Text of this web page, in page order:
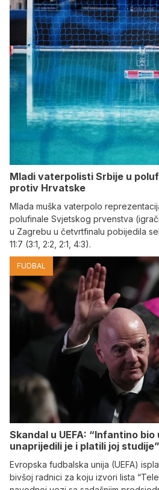
Mladi vaterpolisti Srbije u
protiv Hrvatske
Mlada muška vaterpolo
polufinale Svjetskog prvenstva
u Zagrebu u četvrtfinalu pobijedila
11:7 (3:1, 2:2, 2:1, 4:3).
FUDBAL
Skandal u UEFA: “Infantino
unaprijedili je i platili joj studije”
Evropska fudbalska unija (UEFA)
bivšoj radnici za koju izvori lista